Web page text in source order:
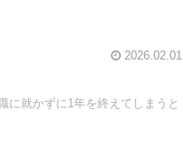
2026.02.01
に就かずに1年を終えてしまうと